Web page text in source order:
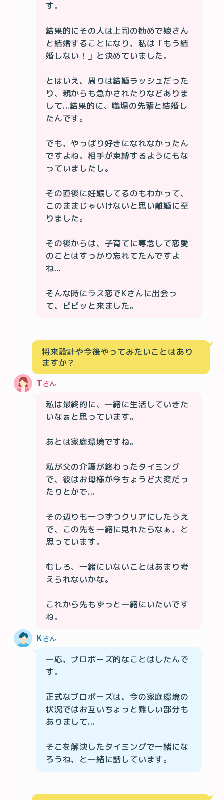
す。
結果的にその人は上司の勧めで娘さん
と結婚することになり、私は「もう結
婚しない！」と決めていました。
とはいえ、周りは結婚ラッシュだった
り、親からも急かされたりなどありま
して…結果的に、職場の先輩と結婚し
たんです。
でも、やっぱり好きになれなかったん
ですよね。相手が束縛するようにもな
っていましたし。
その直後に妊娠してるのもわかって、
このままじゃいけないと思い離婚に至
りました。
その後からは、子育てに専念して恋愛
のことはすっかり忘れてたんですよ
ね...
そんな時にラス恋でKさんに出会っ
て、ビビッと来ました。
将来設計や今後やってみたいことはあり
ますか？
Tさん
私は最終的に、一緒に生活していきた
いなぁと思っています。
あとは家庭環境ですね。
私が父の介護が終わったタイミング
で、彼はお母様が今ちょうど大変だっ
たりとかで...
その辺りも一つずつクリアにしたうえ
で、この先を一緒に見れたらなぁ、と
思っています。
むしろ、一緒にいないことはあまり考
えられないかな。
これから先もずっと一緒にいたいです
ね。
Kさん
一応、プロポーズ的なことはしたんで
す。
正式なプロポーズは、今の家庭環境の
状況ではお互いちょっと難しい部分も
ありまして...
そこを解決したタイミングで一緒にな
ろうね、と一緒に話しています。